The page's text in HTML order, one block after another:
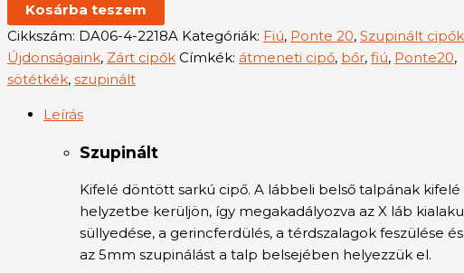
Kosárba teszem
Cikkszám: DA06-4-2218A Kategóriák: Fiú, Ponte 20, Szupinált cipők
Újdonságaink, Zárt cipők Címkék: átmeneti cipő, bőr, fiú, Ponte20,
sötétkék, szupinált
Leírás
Szupinált
Kifelé döntött sarkú cipő. A lábbeli belső talpának
helyzetbe kerüljön, így megakadályozva az X láb
süllyedése, a gerincferdülés, a térdszalagok feszülése
az 5mm szupinálást a talp belsejében helyezzük el.